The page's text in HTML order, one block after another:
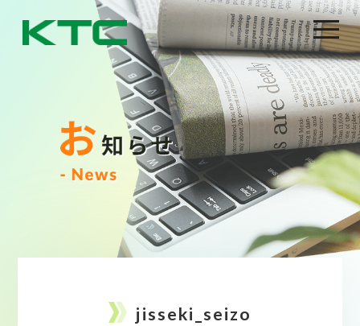
jisseki_seizo